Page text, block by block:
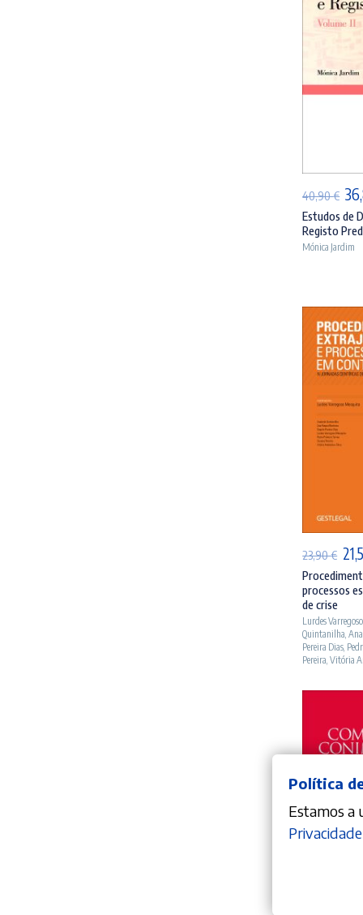
40,90€ O
Estudos de
Registo
Mónica Jardim
23,90€ O
era:
processos
de crise
Lurdes
Quintanilha,
Pereira Dias,
Pereira,Vitória
Política
Estamos a
Privacidade